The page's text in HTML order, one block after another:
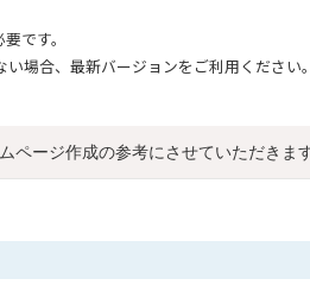
です。
場合、最新バージョンをご利用ください。